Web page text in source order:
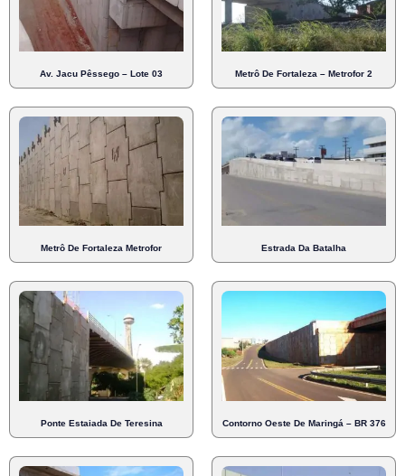
Av. Jacu Pêssego – Lote 03 Metrô De Fortaleza – Metrofor 2
Metrô De Fortaleza Metrofor Estrada Da Batalha
Ponte Estaiada De Teresina Contorno Oeste De Maringá – BR 376